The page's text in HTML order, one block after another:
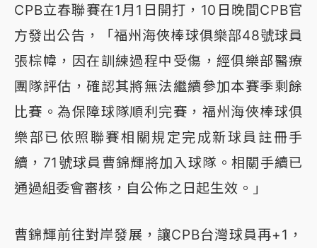
CPB立春聯賽在1月1日開打，10日晚間CPB官
方發出公告，「福州海俠棒球俱樂部48號球員
張棕幃，因在訓練過程中受傷，經俱樂部醫療
團隊評估，確認其將無法繼續參加本賽季剩餘
比賽。為保障球隊順利完賽，福州海俠棒球俱
樂部已依照聯賽相關規定完成新球員註冊手
續，71號球員曹錦輝將加入球隊。相關手續已
通過組委會審核，自公佈之日起生效。」
曹錦輝前往對岸發展，讓CPB台灣球員再+1，